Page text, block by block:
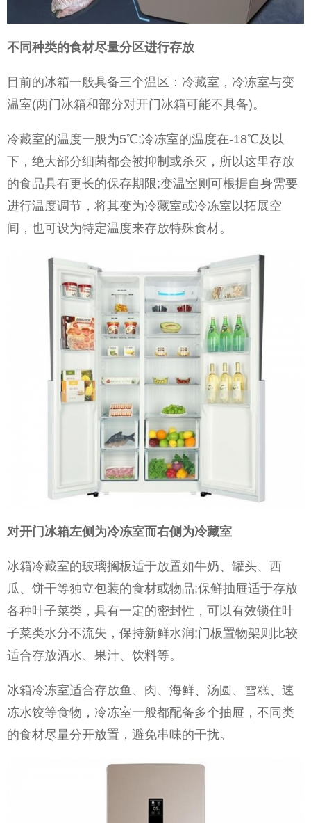
不同种类的食材尽量分区进行存放
目前的冰箱一般具备三个温区：冷藏室，冷冻室与变
温室(两门冰箱和部分对开门冰箱可能不具备)。
冷藏室的温度一般为5℃;冷冻室的温度在-18℃及以
下，绝大部分细菌都会被抑制或杀灭，所以这里存放
的食品具有更长的保存期限;变温室则可根据自身需要
进行温度调节，将其变为冷藏室或冷冻室以拓展空
间，也可设为特定温度来存放特殊食材。
对开门冰箱左侧为冷冻室而右侧为冷藏室
冰箱冷藏室的玻璃搁板适于放置如牛奶、罐头、西
瓜、饼干等独立包装的食材或物品;保鲜抽屉适于存放
各种叶子菜类，具有一定的密封性，可以有效锁住叶
子菜类水分不流失，保持新鲜水润;门板置物架则比较
适合存放酒水、果汁、饮料等。
冰箱冷冻室适合存放鱼、肉、海鲜、汤圆、雪糕、速
冻水饺等食物，冷冻室一般都配备多个抽屉，不同类
的食材尽量分开放置，避免串味的干扰。